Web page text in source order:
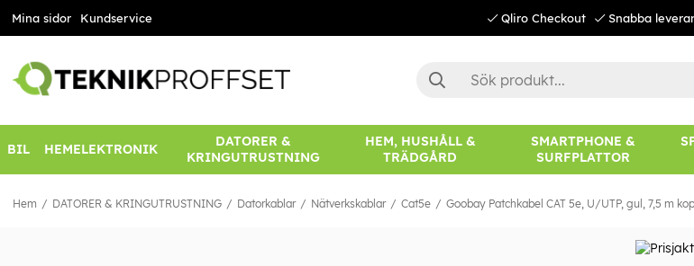
Mina sidor Kundservice Qliro Checkout Snabba
BIL HEMELEKTRONIK
DATORER &
KRINGUTRUSTNING
HEM, HUSHÅLL &
TRÄDGÅRD
SMARTPHONE &
SURFPLATTOR
Hem DATORER & KRINGUTRUSTNING Datorkablar Nätverkskablar Cat5e Goobay Patchkabel CAT 5e, U/UTP, gul, 7,5 m